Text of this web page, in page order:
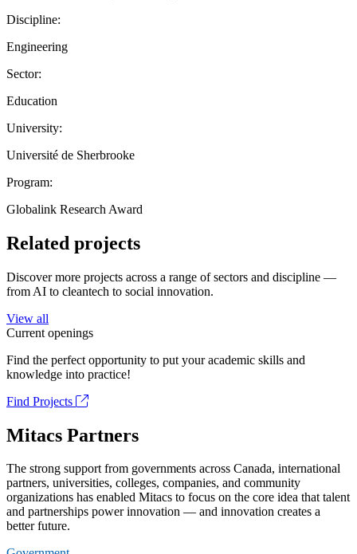
Discipline:
Engineering
Sector:
Education
University:
Université de Sherbrooke
Program:
Globalink Research Award
Related projects
Discover more projects across a range of sectors and discipline —
from AI to cleantech to social innovation.
View all
Current openings
Find the perfect opportunity to put your academic skills and
knowledge into practice!
Find Projects
Mitacs Partners
The strong support from governments across Canada, international
partners, universities, colleges, companies, and community
organizations has enabled Mitacs to focus on the core idea that talent
and partnerships power innovation — and innovation creates a
better future.